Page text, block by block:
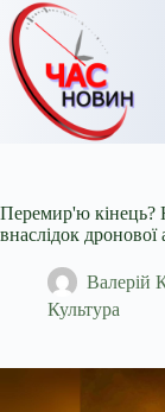
Перейти
до
вмісту
Перемир'ю кінець?
внаслідок дронової
Валерій
Культура